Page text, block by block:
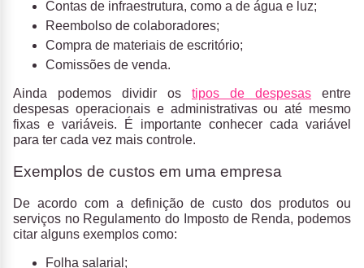
Contas de infraestrutura, como a de água e luz;
Reembolso de colaboradores;
Compra de materiais de escritório;
Comissões de venda.
Ainda podemos dividir os tipos de despesas entre
despesas operacionais e administrativas ou até mesmo
fixas e variáveis. É importante conhecer cada variável
para ter cada vez mais controle.
Exemplos de custos em uma empresa
De acordo com a definição de custo dos produtos ou
serviços no Regulamento do Imposto de Renda, podemos
citar alguns exemplos como:
Folha salarial;